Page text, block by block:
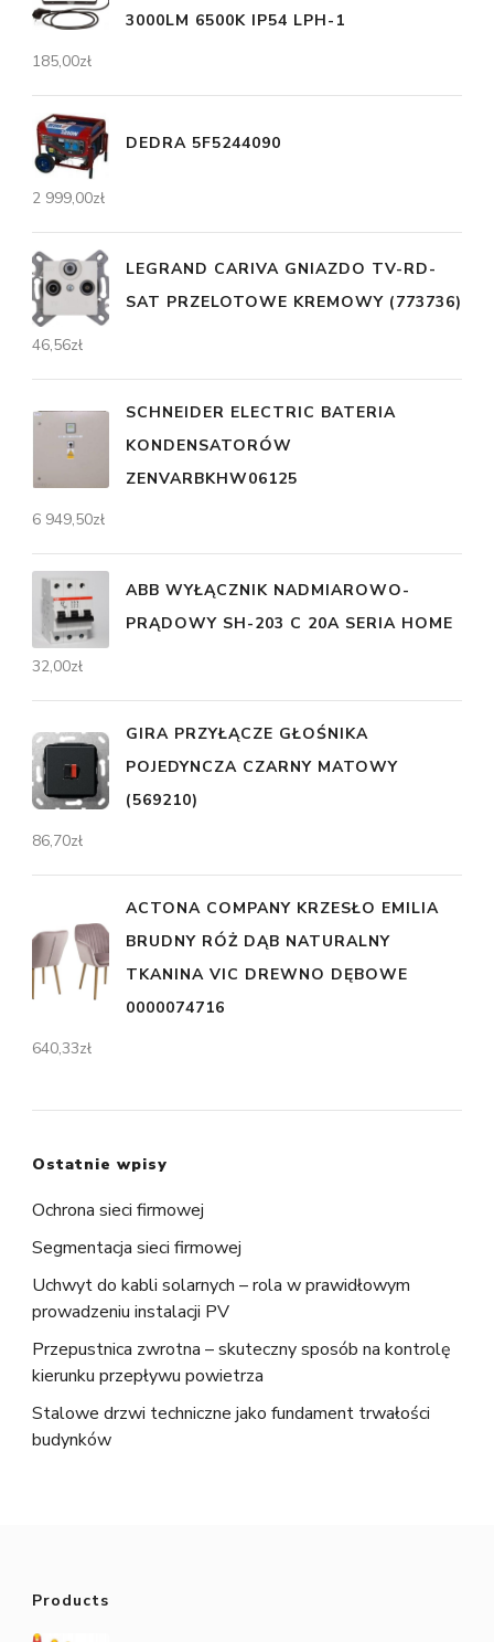
3000LM 6500K IP54 LPH-1
185,00zł
DEDRA 5F5244090
2 999,00zł
LEGRAND CARIVA GNIAZDO TV-RD-
SAT PRZELOTOWE KREMOWY (773736)
46,56zł
SCHNEIDER ELECTRIC BATERIA
KONDENSATORÓW
ZENVARBKHW06125
6 949,50zł
ABB WYŁĄCZNIK NADMIAROWO-
PRĄDOWY SH-203 C 20A SERIA HOME
32,00zł
GIRA PRZYŁĄCZE GŁOŚNIKA
POJEDYNCZA CZARNY MATOWY
(569210)
86,70zł
ACTONA COMPANY KRZESŁO EMILIA
BRUDNY RÓŻ DĄB NATURALNY
TKANINA VIC DREWNO DĘBOWE
0000074716
640,33zł
Ostatnie wpisy
Ochrona sieci firmowej
Segmentacja sieci firmowej
Uchwyt do kabli solarnych – rola w prawidłowym
prowadzeniu instalacji PV
Przepustnica zwrotna – skuteczny sposób na kontrolę
kierunku przepływu powietrza
Stalowe drzwi techniczne jako fundament trwałości
budynków
Products